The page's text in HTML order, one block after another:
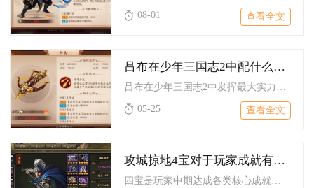
08-01
查看全文
吕布在少年三国志2中配什么阵容能发挥最大实力
吕布在少年三国志2中发挥最大实力的最优阵容为群雄残暴流：吕布...
05-25
查看全文
攻城掠地4宝对于玩家成就有何作用
四宝是玩家中期达成各类核心成就的硬性战力门槛，同时依靠专属战...